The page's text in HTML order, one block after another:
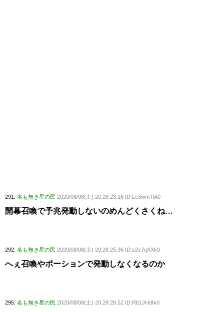
291: 名も無き星の民 2020/08/08(土) 20:28:23.16 ID:Le3wmTlA0
開幕召喚で予兆発動しないのめんどくさくね…
292: 名も無き星の民 2020/08/08(土) 20:28:25.36 ID:s2s7qXXk0
へぇ召喚やポーションで発動しなくなるのか
295: 名も無き星の民 2020/08/08(土) 20:28:28.52 ID:Rb1JHdIk0